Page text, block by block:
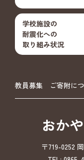
学校施設の
耐震化への
取り組み状況
教員募集 ご寄附に
おか
〒719-0252